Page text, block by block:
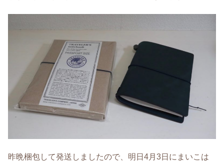
昨晩梱包して発送しましたので、明日4月3日にまいこは